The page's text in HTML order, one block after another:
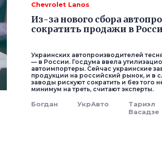
Chevrolet Lanos
Из-за нового сбора
сократить продажи в
Украинских автопроизводителей
— в России. Госдума ввела
автоимпортеры. Сейчас украинские
продукции на российский рынок, и в
заводы рискуют сократить и без того
минимум на треть, считают эксперты.
Богдан УкрАвто
Тариэл
Васадзе